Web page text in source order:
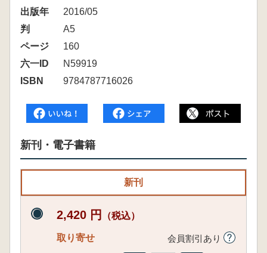
出版年
2016/05
判
A5
ページ
160
六一ID
N59919
ISBN
9784787716026
新刊・電子書籍
新刊
2,420 円 （税込）
取り寄せ 会員割引あり